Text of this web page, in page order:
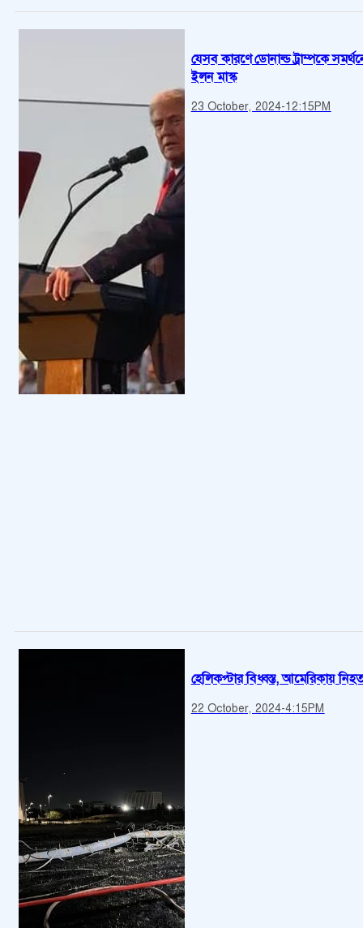
যেসব কারণে ডোনাল্ড ট্রাম্পকে
ইলন মাস্ক
23 October, 2024-12:15PM
হেলিকপ্টার বিধ্বস্ত, আমেরিকায়
22 October, 2024-4:15PM